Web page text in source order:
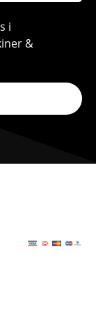
i
&